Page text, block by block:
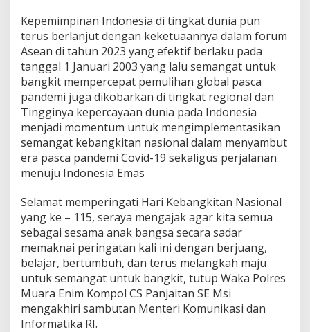
Kepemimpinan Indonesia di tingkat dunia pun
terus berlanjut dengan keketuaannya dalam forum
Asean di tahun 2023 yang efektif berlaku pada
tanggal 1 Januari 2003 yang lalu semangat untuk
bangkit mempercepat pemulihan global pasca
pandemi juga dikobarkan di tingkat regional dan
Tingginya kepercayaan dunia pada Indonesia
menjadi momentum untuk mengimplementasikan
semangat kebangkitan nasional dalam menyambut
era pasca pandemi Covid-19 sekaligus perjalanan
menuju Indonesia Emas
Selamat memperingati Hari Kebangkitan Nasional
yang ke – 115, seraya mengajak agar kita semua
sebagai sesama anak bangsa secara sadar
memaknai peringatan kali ini dengan berjuang,
belajar, bertumbuh, dan terus melangkah maju
untuk semangat untuk bangkit, tutup Waka Polres
Muara Enim Kompol CS Panjaitan SE Msi
mengakhiri sambutan Menteri Komunikasi dan
Informatika RI.